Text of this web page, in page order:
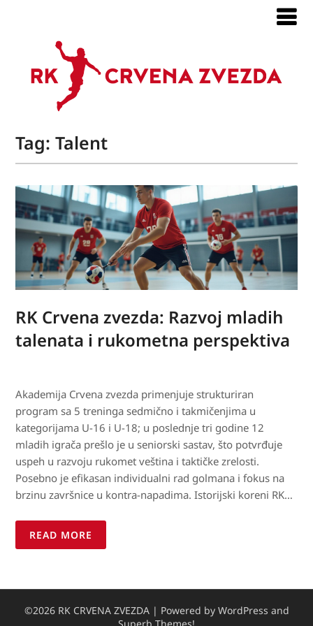
Tag:Talent
RK Crvena zvezda: Razvoj mladih
talenata i rukometna perspektiva
Akademija Crvena zvezda primenjuje strukturiran
program sa 5 treninga sedmično i takmičenjima u
kategorijama U-16 i U-18; u poslednje tri godine 12
mladih igrača prešlo je u seniorski sastav, što potvrđuje
uspeh u razvoju rukomet veština i taktičke zrelosti.
Posebno je efikasan individualni rad golmana i fokus na
brzinu završnice u kontra-napadima. Istorijski koreni RK…
READ MORE
©2026 RK CRVENA ZVEZDA | Powered by WordPress and